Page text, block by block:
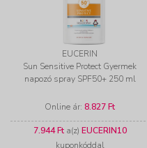
EUCERIN
Sun Sensitive Protect Gyermek
napozó spray SPF50+ 250 ml
Online ár: 8.827 Ft
7.944 Fta(z) EUCERIN10
kuponkóddal